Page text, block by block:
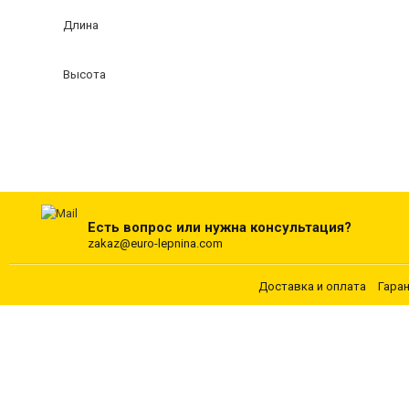
Длина
Высота
Есть вопрос или нужна консультация?
zakaz@euro-lepnina.com
Доставка и оплата